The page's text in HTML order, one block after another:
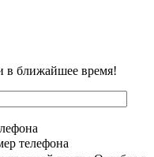
в ближайшее время!
телефона